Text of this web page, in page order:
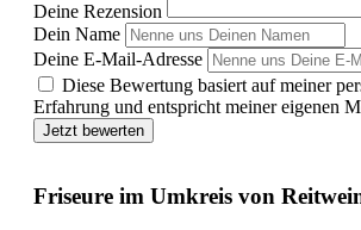
Deine Rezension
Dein Name
Deine E-Mail-Adresse
Diese Bewertung basiert auf meiner
Erfahrung und entspricht meiner eigenen
Jetzt bewerten
Friseure im Umkreis von